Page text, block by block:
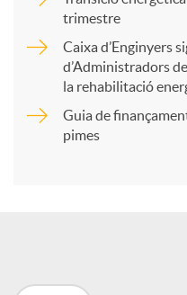
r
trimestre
Caixa d’Enginyers
d’Administradors
la rehabilitació
Guia de
pimes